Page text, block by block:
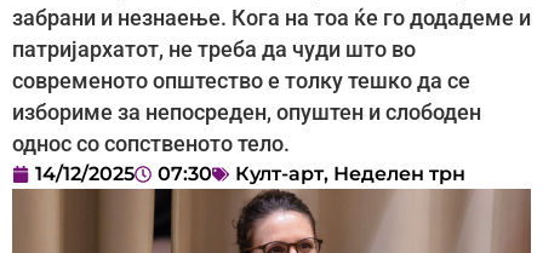
забрани и незнаење. Кога на тоа ќе го додадеме и
патријархатот, не треба да чуди што во
современото општество е толку тешко да се
избориме за непосреден, опуштен и слободен
однос со сопственото тело.
14/12/2025 07:30 Култ-арт, Неделен трн